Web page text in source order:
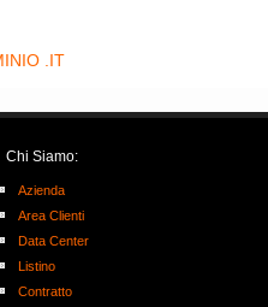
.IT
Chi Siamo:
Azienda
Area Clienti
Data Center
Listino
Contratto